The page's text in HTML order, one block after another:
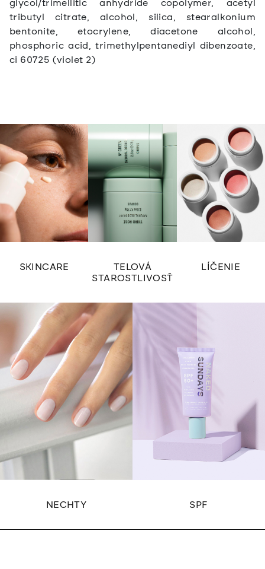
glycol/trimellitic anhydride copolymer, acetyl
tributyl citrate, alcohol, silica, stearalkonium
bentonite, etocrylene, diacetone alcohol,
phosphoric acid, trimethylpentanediyl dibenzoate,
ci 60725 (violet 2)
SKINCARE
TELOVÁ
STAROSTLIVOSŤ
LÍČENIE
NECHTY SPF